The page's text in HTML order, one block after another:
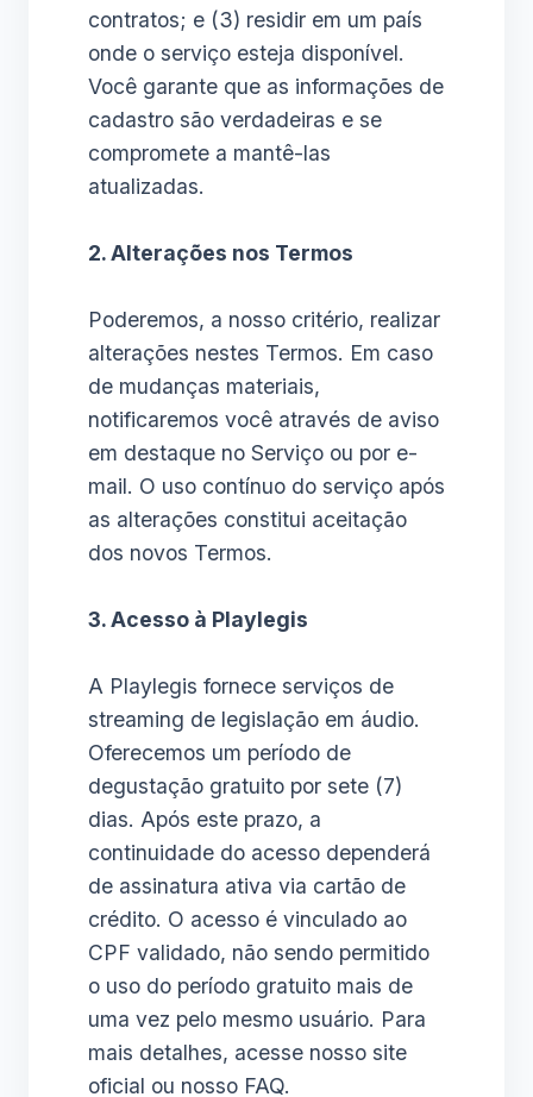
contratos; e (3) residir em um país
onde o serviço esteja disponível.
Você garante que as informações de
cadastro são verdadeiras e se
compromete a mantê-las
atualizadas.
2. Alterações nos Termos
Poderemos, a nosso critério, realizar
alterações nestes Termos. Em caso
de mudanças materiais,
notificaremos você através de aviso
em destaque no Serviço ou por e-
mail. O uso contínuo do serviço após
as alterações constitui aceitação
dos novos Termos.
3. Acesso à Playlegis
A Playlegis fornece serviços de
streaming de legislação em áudio.
Oferecemos um período de
degustação gratuito por sete (7)
dias. Após este prazo, a
continuidade do acesso dependerá
de assinatura ativa via cartão de
crédito. O acesso é vinculado ao
CPF validado, não sendo permitido
o uso do período gratuito mais de
uma vez pelo mesmo usuário. Para
mais detalhes, acesse nosso site
oficial ou nosso FAQ.